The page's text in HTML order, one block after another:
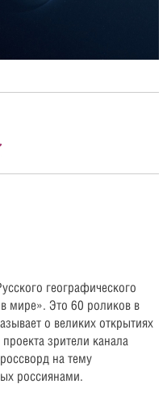
географического
в мире». Это 60 роликов в
о великих открытиях
зрители канала
на тему
россиянами.